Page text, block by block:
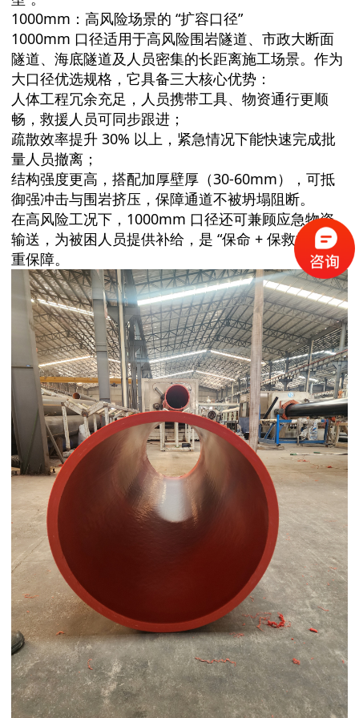
1000mm：高风险场景的 “扩容口径”
1000mm 口径适用于高风险围岩隧道、市政大断面
隧道、海底隧道及人员密集的长距离施工场景。作为
大口径优选规格，它具备三大核心优势：
人体工程冗余充足，人员携带工具、物资通行更顺
畅，救援人员可同步跟进；
疏散效率提升 30% 以上，紧急情况下能快速完成批
量人员撤离；
结构强度更高，搭配加厚壁厚（30-60mm），可抵
御强冲击与围岩挤压，保障通道不被坍塌阻断。
在高风险工况下，1000mm 口径还可兼顾应急物资
输送，为被困人员提供补给，是 “保命 + 保救援” 的双
重保障。